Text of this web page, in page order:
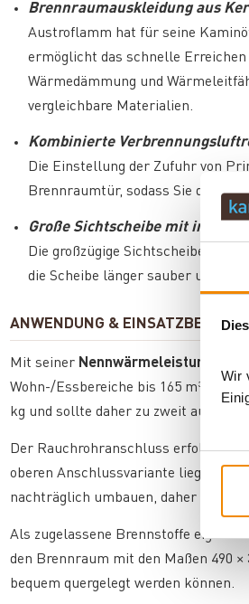
Wir
Brennraumauskleidung aus
Austroflamm hat für seine
ermöglicht das schnelle
Wärmedämmung und
vergleichbare Materialien.
Kombinierte
Die Einstellung der Zufuhr von
Brennraumtür, sodass Sie die
Große Sichtscheibe mit
Die großzügige Sichtscheibe
die Scheibe länger sauber und
ANWENDUNG & EINSATZBEREICH
Mit seiner Nennwärmeleistung von 6
Wohn-/Essbereiche bis 165 m³. Bei
kg und sollte daher zu zweit
Der Rauchrohranschluss erfolgt je
oberen Anschlussvariante liegt die
nachträglich umbauen, daher sollten
Als zugelassene Brennstoffe eignen
den Brennraum mit den Maßen 490
bequem quergelegt werden können.